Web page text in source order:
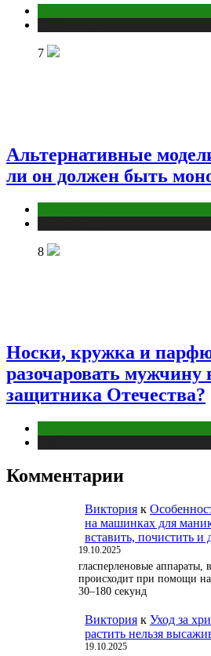
7
Альтернативные
ли он должен быть
8
Носки, кружка и
разочаровать мужчину
защитника Отечества?
Комментарии
Виктория к
на машинках для
вставить, почистить и
19.10.2025
гласперленовые аппараты,
происходит при помощи
30–180 секунд
Виктория к Уход за
растить нельзя
19.10.2025